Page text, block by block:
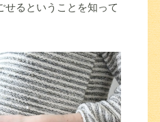
せるということを知って